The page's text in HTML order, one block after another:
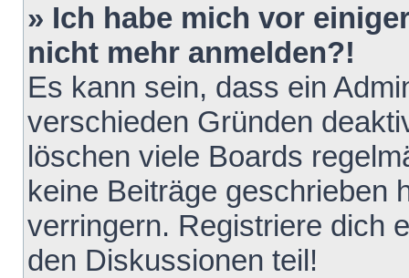
» Ich habe mich vor
nicht mehr anmelden?!
Es kann sein, dass ein
verschieden Gründen
löschen viele Boards
keine Beiträge geschrieben
verringern. Registriere dich
den Diskussionen teil!